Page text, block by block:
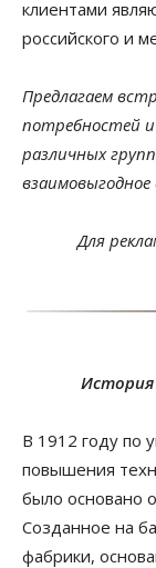
клиентами
российского и
Предлагаем
потребностей
различных
Для
История
В 1912 году по
повышения
было основано
Cозданное на
фабрики,